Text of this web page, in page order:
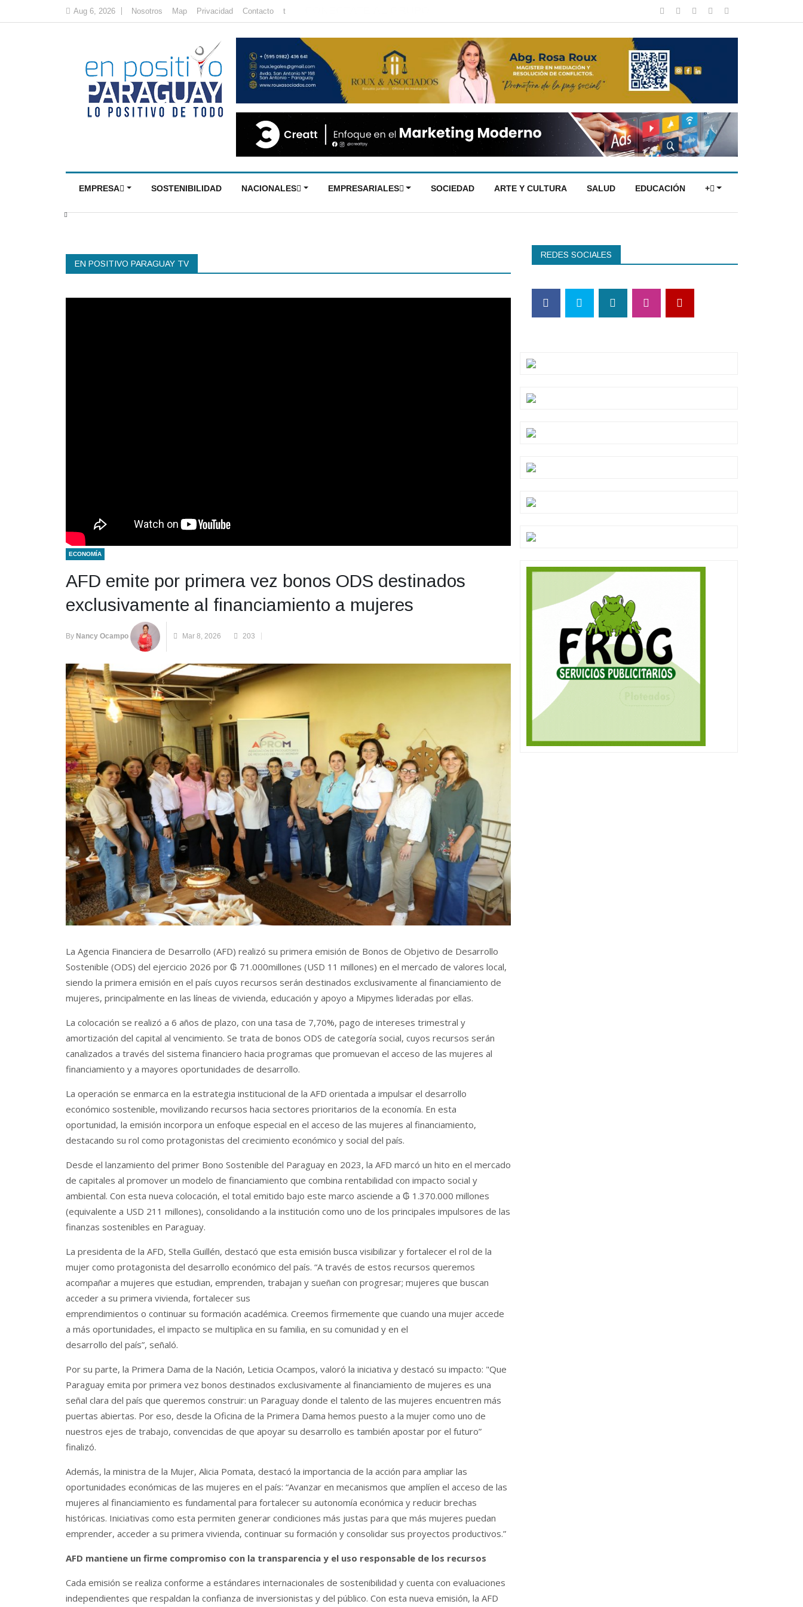
Aug 6, 2026 Nosotros Map Privacidad Contacto t
EMPRESA SOSTENIBILIDAD NACIONALES EMPRESARIALES SOCIEDAD ARTE Y CULTURA SALUD EDUCACIÓN +
EN POSITIVO PARAGUAY TV
ECONOMÍA
AFD emite por primera vez bonos ODS destinados
exclusivamente al financiamiento a mujeres
By Nancy Ocampo Mar 8, 2026 203
La Agencia Financiera de Desarrollo (AFD) realizó su primera emisión de Bonos de Objetivo de Desarrollo
Sostenible (ODS) del ejercicio 2026 por ₲ 71.000millones (USD 11 millones) en el mercado de valores local,
siendo la primera emisión en el país cuyos recursos serán destinados exclusivamente al financiamiento de
mujeres, principalmente en las líneas de vivienda, educación y apoyo a Mipymes lideradas por ellas.
La colocación se realizó a 6 años de plazo, con una tasa de 7,70%, pago de intereses trimestral y
amortización del capital al vencimiento. Se trata de bonos ODS de categoría social, cuyos recursos serán
canalizados a través del sistema financiero hacia programas que promuevan el acceso de las mujeres al
financiamiento y a mayores oportunidades de desarrollo.
La operación se enmarca en la estrategia institucional de la AFD orientada a impulsar el desarrollo
económico sostenible, movilizando recursos hacia sectores prioritarios de la economía. En esta
oportunidad, la emisión incorpora un enfoque especial en el acceso de las mujeres al financiamiento,
destacando su rol como protagonistas del crecimiento económico y social del país.
Desde el lanzamiento del primer Bono Sostenible del Paraguay en 2023, la AFD marcó un hito en el mercado
de capitales al promover un modelo de financiamiento que combina rentabilidad con impacto social y
ambiental. Con esta nueva colocación, el total emitido bajo este marco asciende a ₲ 1.370.000 millones
(equivalente a USD 211 millones), consolidando a la institución como uno de los principales impulsores de las
finanzas sostenibles en Paraguay.
La presidenta de la AFD, Stella Guillén, destacó que esta emisión busca visibilizar y fortalecer el rol de la
mujer como protagonista del desarrollo económico del país. “A través de estos recursos queremos
acompañar a mujeres que estudian, emprenden, trabajan y sueñan con progresar; mujeres que buscan
acceder a su primera vivienda, fortalecer sus
emprendimientos o continuar su formación académica. Creemos firmemente que cuando una mujer accede
a más oportunidades, el impacto se multiplica en su familia, en su comunidad y en el
desarrollo del país”, señaló.
Por su parte, la Primera Dama de la Nación, Leticia Ocampos, valoró la iniciativa y destacó su impacto: "Que
Paraguay emita por primera vez bonos destinados exclusivamente al financiamiento de mujeres es una
señal clara del país que queremos construir: un Paraguay donde el talento de las mujeres encuentren más
puertas abiertas. Por eso, desde la Oficina de la Primera Dama hemos puesto a la mujer como uno de
nuestros ejes de trabajo, convencidas de que apoyar su desarrollo es también apostar por el futuro”
finalizó.
Además, la ministra de la Mujer, Alicia Pomata, destacó la importancia de la acción para ampliar las
oportunidades económicas de las mujeres en el país: “Avanzar en mecanismos que amplíen el acceso de las
mujeres al financiamiento es fundamental para fortalecer su autonomía económica y reducir brechas
históricas. Iniciativas como esta permiten generar condiciones más justas para que más mujeres puedan
emprender, acceder a su primera vivienda, continuar su formación y consolidar sus proyectos productivos.”
AFD mantiene un firme compromiso con la transparencia y el uso responsable de los recursos
Cada emisión se realiza conforme a estándares internacionales de sostenibilidad y cuenta con evaluaciones
independientes que respaldan la confianza de inversionistas y del público. Con esta nueva emisión, la AFD
REDES SOCIALES